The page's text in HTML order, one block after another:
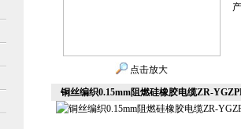
点击放大
铜丝编织0.15mm阻燃硅橡胶电缆ZR-